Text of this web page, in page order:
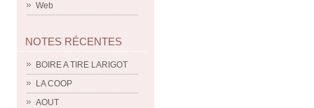
Web
NOTES RÉCENTES
BOIRE A TIRE LARIGOT
LA COOP
AOUT